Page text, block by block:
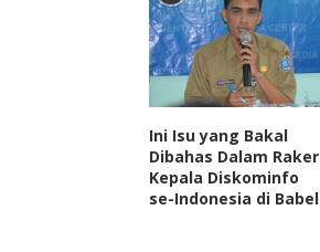
Ini Isu yang Bakal
Dibahas Dalam Raker
Kepala Diskominfo
se-Indonesia di Babel